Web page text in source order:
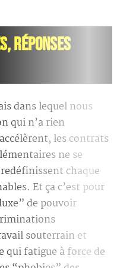
RÉPONSES
dans lequel nous
qui n’a rien
les contrats
ne se
chaque
Et ça c’est pour
de pouvoir
souterrain et
qui fatigue à force de